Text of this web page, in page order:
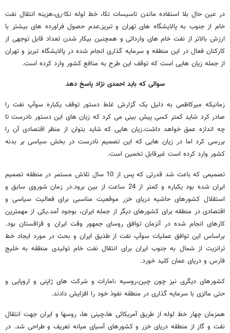
در عین حال بلا استفاده ماندن تاسیسات نکا، خط لوله نکا-ری،هزینه انتقال نفت
خام از جنوب به پالایشگاه های تهران و تبریز,عدم حصول فراورده های بیشتر با
ارزش بالاتر از نفت خام های وارداتی و همچنین بیکار شدن تعداد قابل توجهی از
کارکنان فعال در این منطقه و سرمایه گذاری انجام شده در پالایشگاه تبریز و تهران
از جمله زیان هایی است که توقف این طرح به منافع کشور وارد کرده است.
سوالی که باید احمدی نژاد پاسخ دهد
زمانیکه میرکاظمی به دلیل یک گزارش غلط دستور توقف یکباره سوآپ نفت را
صادر کرد شاید کمتر کسی پیش بینی می کرد که زیان های این دستور نادرست تا
چه اندازه عمق خواهد داشت.زیان هایی که شاید بتوان از منظر اقتصادی آن را
بررسی کرد اما در زیان هایی که این تصمیم نادرست در بخش سیاسی بر بدنه
کشور وارد کرده است غیرقابل تخمین است.
تصمیمی که باعث شد قدرتی که پس از 10 سال تلاش مستمر در منطقه تصمیم
ایران شده بود یکباره و کمتر از 24 ساعت از بین برود.در زمان شوروی سابق و
استقلال کشورهای حاشیه دریای خزر موقعیت مناسبی برای فعالیت سیاسی و
اقتصادی در منطقه برای کشورهای دیگر از جمله ایران، بوجود آمد.یکی از مهمترین
کارهای انجام شده در آنزمان توافق روسای جمهور وقت ایران و قزاقستان بود.
براساس این توافق عملیات سوآپ نفت از طذیق ایران و بحث در مورد ایجاد خط
ترانزیت از شمال به جنوب ایران برای انتقال نفت خام تولیدی منطقه به خلیج
فارس و دریای عمان کلید خورد.
کشورهای دیگری نیز چون چین،روسیه ،امارات و شرکت های ژاپنی و اروپایی و
حتی مالزی با سرمایه گذاری در منطقه نفوذ خود را افزایش دادند.
همزمان چهار خط لوله از طریق آمریکائی ها،چینی ها، روسها و ایران جهت انتقال
نفت و گاز از منطقه دریای خزر و کشورهای آسیای میانه تعریف و طراحی شد. در